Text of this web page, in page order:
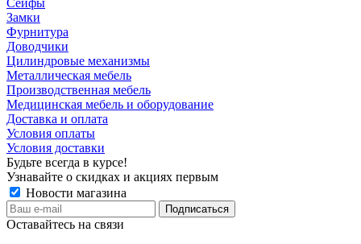
Сейфы
Замки
Фурнитура
Доводчики
Цилиндровые механизмы
Металлическая мебель
Производственная мебель
Медицинская мебель и оборудование
Доставка и оплата
Условия оплаты
Условия доставки
Будьте всегда в курсе!
Узнавайте о скидках и акциях первым
Новости магазина
Оставайтесь на связи